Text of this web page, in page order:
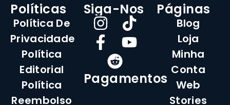
Políticas
Política De
Privacidade
Política
Editorial
Política
Reembolso
Siga-Nos
Pagamentos
Páginas
Blog
Loja
Minha
Conta
Web
Stories